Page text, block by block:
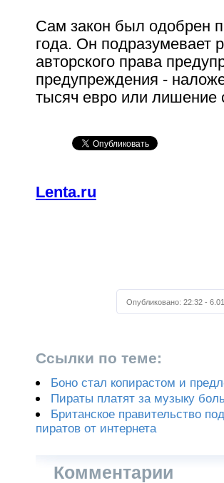
Сам закон был одобрен
года. Он подразумевает
авторского права
предупреждения -
тысяч евро или лишение
Lenta.ru
Опубликовано: 22:32 -
Ссылки по теме:
Боно стал копирастом и
Пираты платят за музыку
Британское правительство
пиратов от интернета
Комментарии